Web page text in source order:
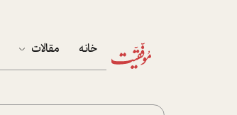
خانه مقالات